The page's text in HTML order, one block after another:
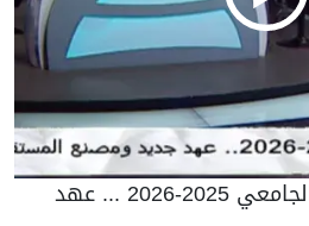
- حصة خاصة - الدخول الجامعي 2025-2026 ... عهد